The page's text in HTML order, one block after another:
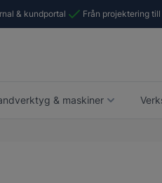
& kundportal Från projektering
& maskiner